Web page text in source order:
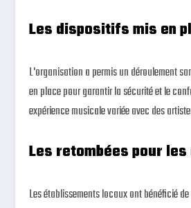
Les dispositifs mis en
L'organisation a permis un déroulement
en place pour garantir la sécurité et le
expérience musicale variée avec des
Les retombées pour
Les établissements locaux ont bénéficié